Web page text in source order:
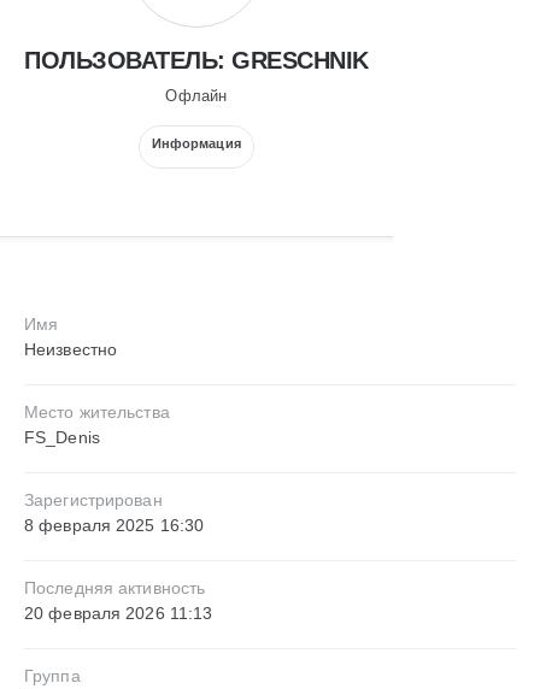
ПОЛЬЗОВАТЕЛЬ: GRESCHNIK
Офлайн
Информация
Имя
Неизвестно
Место жительства
FS_Denis
Зарегистрирован
8 февраля 2025 16:30
Последняя активность
20 февраля 2026 11:13
Группа